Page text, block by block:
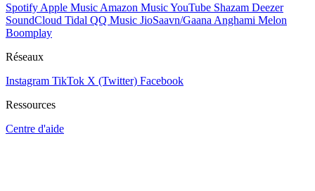
Spotify Apple Music Amazon MusicYouTube Shazam Deezer
SoundCloud Tidal QQ Music JioSaavn/Gaana Anghami Melon
Boomplay
Réseaux
Instagram TikTok X (Twitter) Facebook
Ressources
Centre d'aide